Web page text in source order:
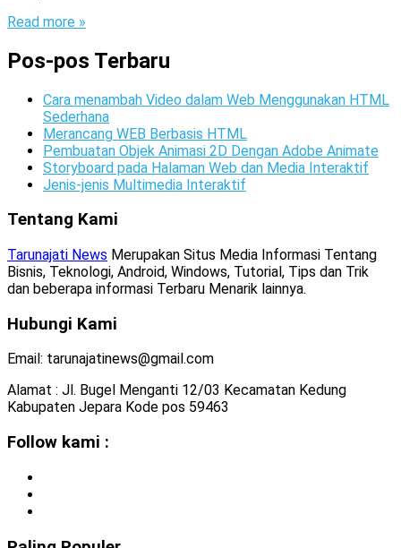
Read more »
Pos-pos Terbaru
Cara menambah Video dalam Web Menggunakan HTML
Sederhana
Merancang WEB Berbasis HTML
Pembuatan Objek Animasi 2D Dengan Adobe Animate
Storyboard pada Halaman Web dan Media Interaktif
Jenis-jenis Multimedia Interaktif
Tentang Kami
Tarunajati News Merupakan Situs Media Informasi Tentang
Bisnis, Teknologi, Android, Windows, Tutorial, Tips dan Trik
dan beberapa informasi Terbaru Menarik lainnya.
Hubungi Kami
Email: tarunajatinews@gmail.com
Alamat : Jl. Bugel Menganti 12/03 Kecamatan Kedung
Kabupaten Jepara Kode pos 59463
Follow kami :